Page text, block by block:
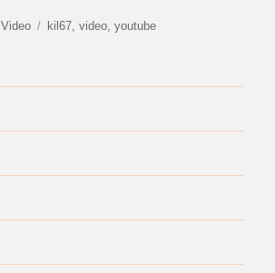
Kategorien
Video Schlagwörter
kil67,video,youtube